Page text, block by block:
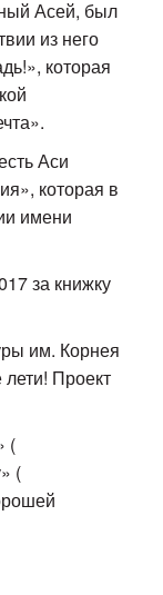
Асей, был
из него
которая
Аси
которая в
имени
за книжку
им. Корнея
Проект
(
(